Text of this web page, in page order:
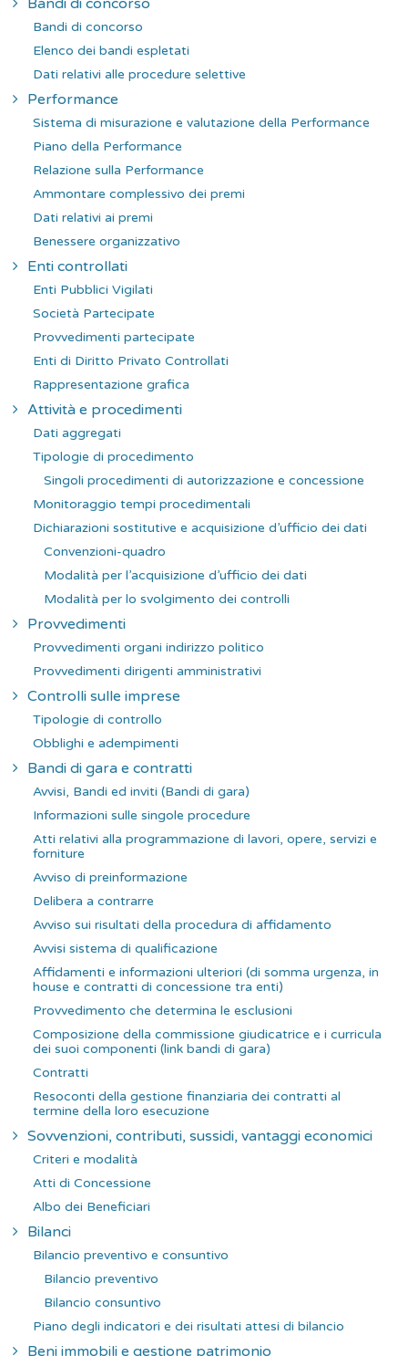
Bandi di concorso
Elenco dei bandi espletati
Dati relativi alle procedure selettive
Performance
Sistema di misurazione e valutazione della Performance
Piano della Performance
Relazione sulla Performance
Ammontare complessivo dei premi
Dati relativi ai premi
Benessere organizzativo
Enti controllati
Enti Pubblici Vigilati
Società Partecipate
Provvedimenti partecipate
Enti di Diritto Privato Controllati
Rappresentazione grafica
Attività e procedimenti
Dati aggregati
Tipologie di procedimento
Singoli procedimenti di autorizzazione e concessione
Monitoraggio tempi procedimentali
Dichiarazioni sostitutive e acquisizione d’ufficio dei dati
Convenzioni-quadro
Modalità per l’acquisizione d’ufficio dei dati
Modalità per lo svolgimento dei controlli
Provvedimenti
Provvedimenti organi indirizzo politico
Provvedimenti dirigenti amministrativi
Controlli sulle imprese
Tipologie di controllo
Obblighi e adempimenti
Bandi di gara e contratti
Avvisi, Bandi ed inviti (Bandi di gara)
Informazioni sulle singole procedure
Atti relativi alla programmazione di lavori, opere, servizi e
forniture
Avviso di preinformazione
Delibera a contrarre
Avviso sui risultati della procedura di affidamento
Avvisi sistema di qualificazione
Affidamenti e informazioni ulteriori (di somma urgenza, in
house e contratti di concessione tra enti)
Provvedimento che determina le esclusioni
Composizione della commissione giudicatrice e i curricula
dei suoi componenti (link bandi di gara)
Contratti
Resoconti della gestione finanziaria dei contratti al
termine della loro esecuzione
Sovvenzioni, contributi, sussidi, vantaggi economici
Criteri e modalità
Atti di Concessione
Albo dei Beneficiari
Bilanci
Bilancio preventivo e consuntivo
Bilancio preventivo
Bilancio consuntivo
Piano degli indicatori e dei risultati attesi di bilancio
Beni immobili e gestione patrimonio